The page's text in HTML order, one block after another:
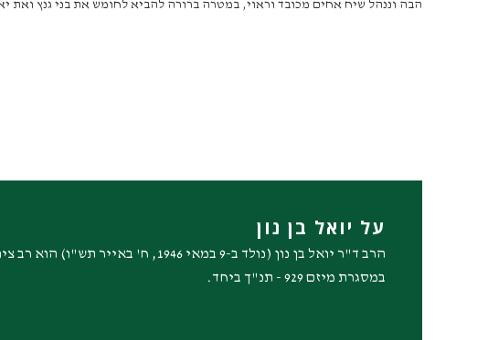
הבה וננהל שיח אחים מכובד וראוי, במטרה ברורה להביא לחומש את בני גנץ ואת
על יואל בן נון
במסגרת מיזם 929 - תנ"ך ביחד.